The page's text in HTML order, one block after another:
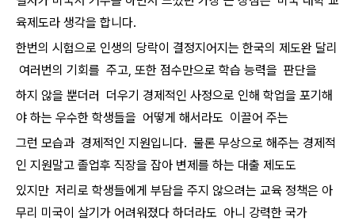
육제도라 생각을 합니다.
한번의 시험으로 인생의 당락이 결정지어지는 한국의 제도완 달리
여러번의 기회를 주고, 또한 점수만으로 학습 능력을 판단을
하지 않을 뿐더러 더우기 경제적인 사정으로 인해 학업을 포기해
야 하는 우수한 학생들을 어떻게 해서라도 이끌어 주는
그런 모습과 경제적인 지원입니다. 물론 무상으로 해주는 경제적
인 지원말고 졸업후 직장을 잡아 변제를 하는 대출 제도도
있지만 저리로 학생들에게 부담을 주지 않으려는 교육 정책은 아
무리 미국이 살기가 어려워졌다 하더라도 아니 강력한 국가